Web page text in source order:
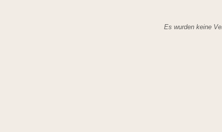
Es wurden keine